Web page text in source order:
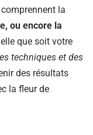
la
ou encore la
que soit votre
techniques et des
des résultats
la fleur de